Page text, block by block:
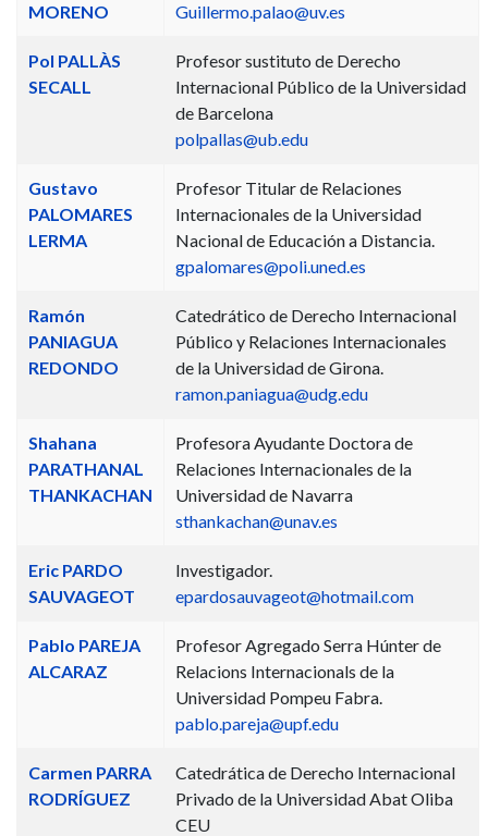
MORENO
Guillermo.palao@uv.es
Pol PALLÀS
SECALL
Profesor sustituto de Derecho
Internacional Público de la Universidad
de Barcelona
polpallas@ub.edu
Gustavo
PALOMARES
LERMA
Profesor Titular de Relaciones
Internacionales de la Universidad
Nacional de Educación a Distancia.
gpalomares@poli.uned.es
Ramón
PANIAGUA
REDONDO
Catedrático de Derecho Internacional
Público y Relaciones Internacionales
de la Universidad de Girona.
ramon.paniagua@udg.edu
Shahana
PARATHANAL
THANKACHAN
Profesora Ayudante Doctora de
Relaciones Internacionales de la
Universidad de Navarra
sthankachan@unav.es
Eric PARDO
SAUVAGEOT
Investigador.
epardosauvageot@hotmail.com
Pablo PAREJA
ALCARAZ
Profesor Agregado Serra Húnter de
Relacions Internacionals de la
Universidad Pompeu Fabra.
pablo.pareja@upf.edu
Carmen PARRA
RODRÍGUEZ
Catedrática de Derecho Internacional
Privado de la Universidad Abat Oliba
CEU